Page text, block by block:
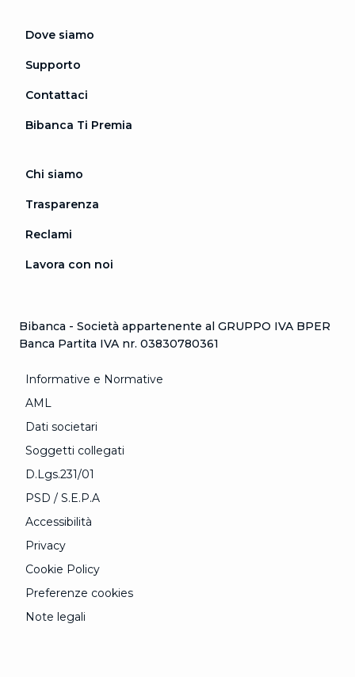
Dove siamo
Supporto
Contattaci
Bibanca Ti Premia
Chi siamo
Trasparenza
Reclami
Lavora con noi
Bibanca - Società appartenente al GRUPPO IVA BPER
Banca Partita IVA nr. 03830780361
Informative e Normative
AML
Dati societari
Soggetti collegati
D.Lgs.231/01
PSD / S.E.P.A
Accessibilità
Privacy
Cookie Policy
Preferenze cookies
Note legali